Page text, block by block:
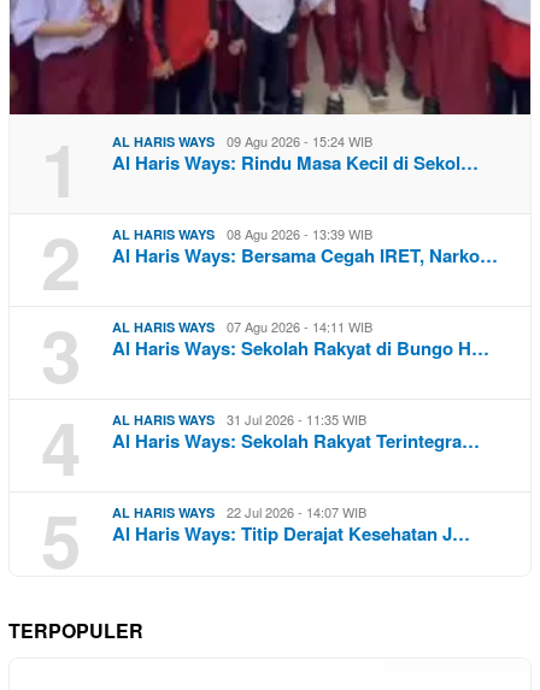
1 AL HARIS WAYS 09 Agu 2026 - 15:24 WIB
Al Haris Ways: Rindu Masa Kecil di Sekol…
2 AL HARIS WAYS 08 Agu 2026 - 13:39 WIB
Al Haris Ways: Bersama Cegah IRET, Narko…
3 AL HARIS WAYS 07 Agu 2026 - 14:11 WIB
Al Haris Ways: Sekolah Rakyat di Bungo H…
4 AL HARIS WAYS 31 Jul 2026 - 11:35 WIB
Al Haris Ways: Sekolah Rakyat Terintegra…
5 AL HARIS WAYS 22 Jul 2026 - 14:07 WIB
Al Haris Ways: Titip Derajat Kesehatan J…
TERPOPULER